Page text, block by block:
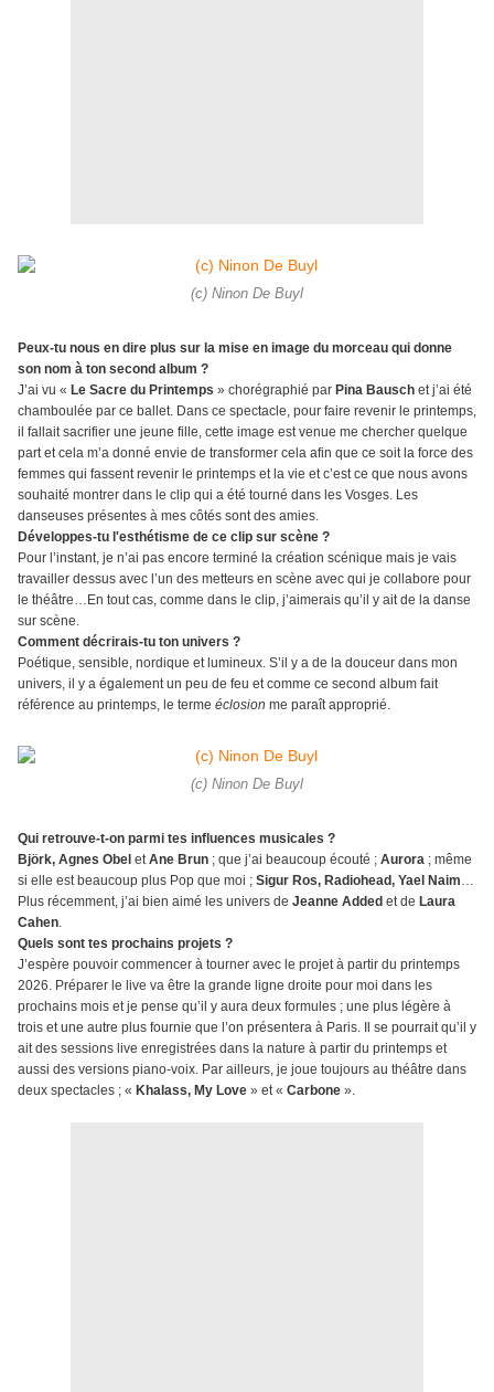
(c) Ninon De Buyl
Peux-tu nous en dire plus sur la mise en image du morceau qui donne
son nom à ton second album ?
J’ai vu « Le Sacre du Printemps » chorégraphié par Pina Bausch et j’ai été
chamboulée par ce ballet. Dans ce spectacle, pour faire revenir le printemps,
il fallait sacrifier une jeune fille, cette image est venue me chercher quelque
part et cela m’a donné envie de transformer cela afin que ce soit la force des
femmes qui fassent revenir le printemps et la vie et c’est ce que nous avons
souhaité montrer dans le clip qui a été tourné dans les Vosges. Les
danseuses présentes à mes côtés sont des amies.
Développes-tu l'esthétisme de ce clip sur scène ?
Pour l’instant, je n’ai pas encore terminé la création scénique mais je vais
travailler dessus avec l’un des metteurs en scène avec qui je collabore pour
le théâtre…En tout cas, comme dans le clip, j’aimerais qu’il y ait de la danse
sur scène.
Comment décrirais-tu ton univers ?
Poétique, sensible, nordique et lumineux. S’il y a de la douceur dans mon
univers, il y a également un peu de feu et comme ce second album fait
référence au printemps, le terme éclosion me paraît approprié.
(c) Ninon De Buyl
Qui retrouve-t-on parmi tes influences musicales ?
Björk, Agnes Obel etAne Brun ; que j’ai beaucoup écouté ; Aurora ; même
si elle est beaucoup plus Pop que moi ; Sigur Ros, Radiohead, Yael Naim…
Plus récemment, j’ai bien aimé les univers de Jeanne Added et de Laura
Cahen.
Quels sont tes prochains projets ?
J’espère pouvoir commencer à tourner avec le projet à partir du printemps
2026. Préparer le live va être la grande ligne droite pour moi dans les
prochains mois et je pense qu’il y aura deux formules ; une plus légère à
trois et une autre plus fournie que l’on présentera à Paris. Il se pourrait qu’il y
ait des sessions live enregistrées dans la nature à partir du printemps et
aussi des versions piano-voix. Par ailleurs, je joue toujours au théâtre dans
deux spectacles ; « Khalass, My Love » et « Carbone ».